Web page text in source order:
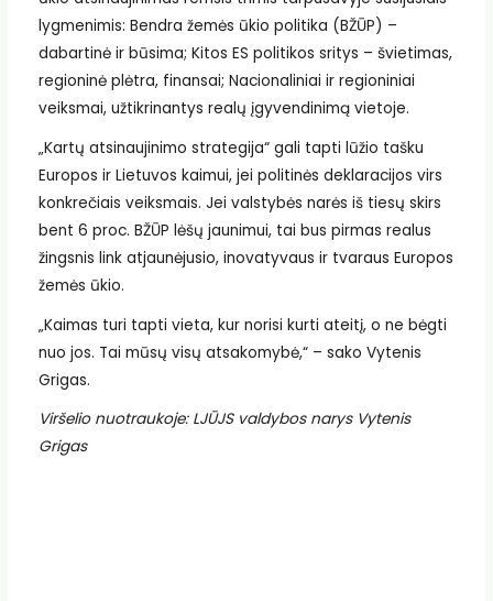
lygmenimis: Bendra žemės ūkio politika (BŽŪP) –
dabartinė ir būsima; Kitos ES politikos sritys – švietimas,
regioninė plėtra, finansai; Nacionaliniai ir regioniniai
veiksmai, užtikrinantys realų įgyvendinimą vietoje.
„Kartų atsinaujinimo strategija“ gali tapti lūžio tašku
Europos ir Lietuvos kaimui, jei politinės deklaracijos virs
konkrečiais veiksmais. Jei valstybės narės iš tiesų skirs
bent 6 proc. BŽŪP lėšų jaunimui, tai bus pirmas realus
žingsnis link atjaunėjusio, inovatyvaus ir tvaraus Europos
žemės ūkio.
„Kaimas turi tapti vieta, kur norisi kurti ateitį, o ne bėgti
nuo jos. Tai mūsų visų atsakomybė,“ – sako Vytenis
Grigas.
Viršelio nuotraukoje: LJŪJS valdybos narys Vytenis
Grigas